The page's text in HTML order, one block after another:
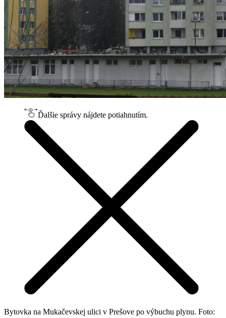
Ďalšie správy nájdete potiahnutím.
Bytovka na Mukačevskej ulici v Prešove po výbuchu plynu. Foto: